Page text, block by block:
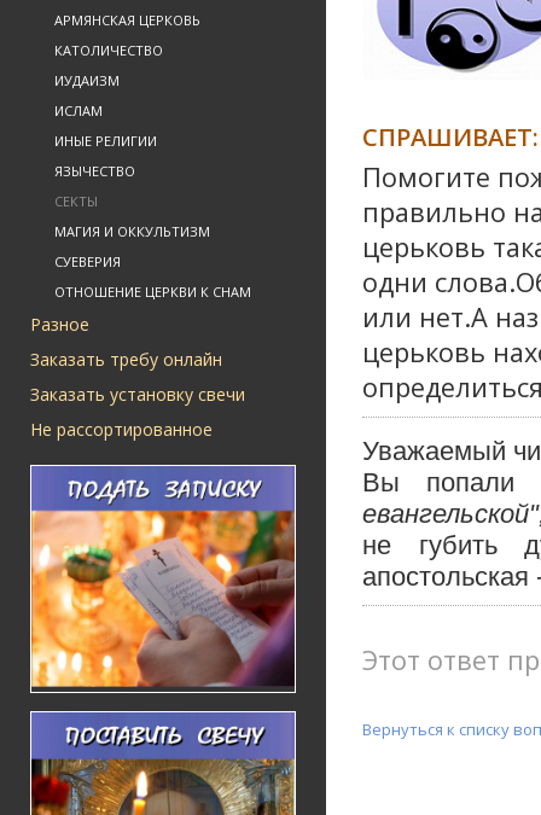
АРМЯНСКАЯ ЦЕРКОВЬ
КАТОЛИЧЕСТВО
ИУДАИЗМ
ИСЛАМ
ИНЫЕ РЕЛИГИИ
ЯЗЫЧЕСТВО
СЕКТЫ
МАГИЯ И ОККУЛЬТИЗМ
СУЕВЕРИЯ
ОТНОШЕНИЕ ЦЕРКВИ К СНАМ
Разное
Заказать требу онлайн
Заказать установку свечи
Не рассортированное
СПРАШИВАЕТ:
Помогите
правильно
церьковь
одни
или нет.А
церьковь
Уважаемый
Вы попали
не губить
Этот ответ
Вернуться к списку